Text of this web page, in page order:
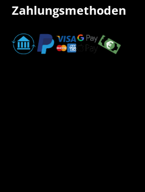
Zahlungsmethoden